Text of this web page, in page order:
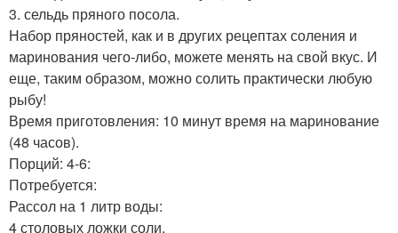
3. сельдь пряного посола.
Набор пряностей, как и в других рецептах соления и
маринования чего-либо, можете менять на свой вкус. И
еще, таким образом, можно солить практически любую
рыбу!
Время приготовления: 10 минут время на маринование
(48 часов).
Порций: 4-6:
Потребуется:
Рассол на 1 литр воды:
4 столовых ложки соли.